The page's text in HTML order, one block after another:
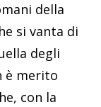
della
si vanta di
degli
è merito
con la